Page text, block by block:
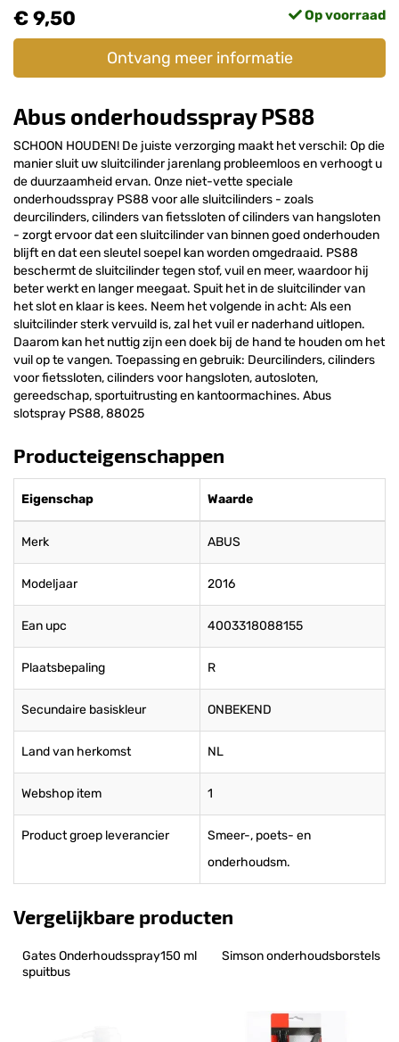
€ 9,50 Op voorraad
Ontvang meer informatie
Abus onderhoudsspray PS88
SCHOON HOUDEN! De juiste verzorging maakt het verschil: Op die
manier sluit uw sluitcilinder jarenlang probleemloos en verhoogt u
de duurzaamheid ervan. Onze niet-vette speciale
onderhoudsspray PS88 voor alle sluitcilinders - zoals
deurcilinders, cilinders van fietssloten of cilinders van hangsloten
- zorgt ervoor dat een sluitcilinder van binnen goed onderhouden
blijft en dat een sleutel soepel kan worden omgedraaid. PS88
beschermt de sluitcilinder tegen stof, vuil en meer, waardoor hij
beter werkt en langer meegaat. Spuit het in de sluitcilinder van
het slot en klaar is kees. Neem het volgende in acht: Als een
sluitcilinder sterk vervuild is, zal het vuil er naderhand uitlopen.
Daarom kan het nuttig zijn een doek bij de hand te houden om het
vuil op te vangen. Toepassing en gebruik: Deurcilinders, cilinders
voor fietssloten, cilinders voor hangsloten, autosloten,
gereedschap, sportuitrusting en kantoormachines. Abus
slotspray PS88, 88025
Producteigenschappen
Eigenschap Waarde
Merk ABUS
Modeljaar 2016
Ean upc 4003318088155
Plaatsbepaling R
Secundaire basiskleur ONBEKEND
Land van herkomst NL
Webshop item 1
Product groep leverancier
Smeer-, poets- en
onderhoudsm.
Vergelijkbare producten
Gates Onderhoudsspray150 ml
spuitbus
Simson onderhoudsborstels